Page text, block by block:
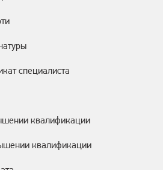
специалиста
квалификации
квалификации